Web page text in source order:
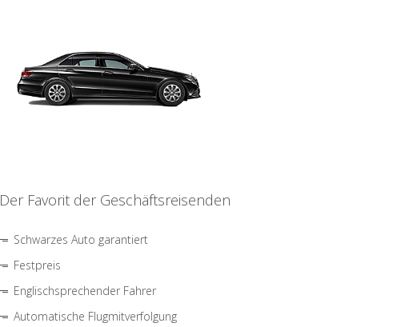
Der Favorit der Geschäftsreisenden
Schwarzes Auto garantiert
Festpreis
Englischsprechender Fahrer
Automatische Flugmitverfolgung